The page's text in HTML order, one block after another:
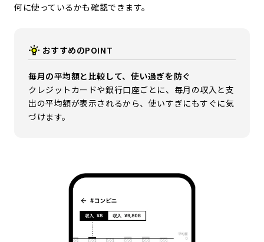
何に使っているかも確認できます。
おすすめのPOINT
毎月の平均額と比較して、使い過ぎを防ぐ
クレジットカードや銀行口座ごとに、毎月の収入と支
出の平均額が表示されるから、使いすぎにもすぐに気
づけます。